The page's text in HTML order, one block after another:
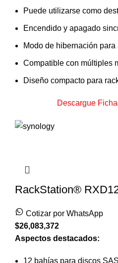
Puede utilizarse como
Encendido y apagado
Modo de hibernación
Compatible con múltiples
Diseño compacto para
Descargue
RackStation®
Cotizar por WhatsApp
$26,083,372
Aspectos destacados:
12 bahías para discos